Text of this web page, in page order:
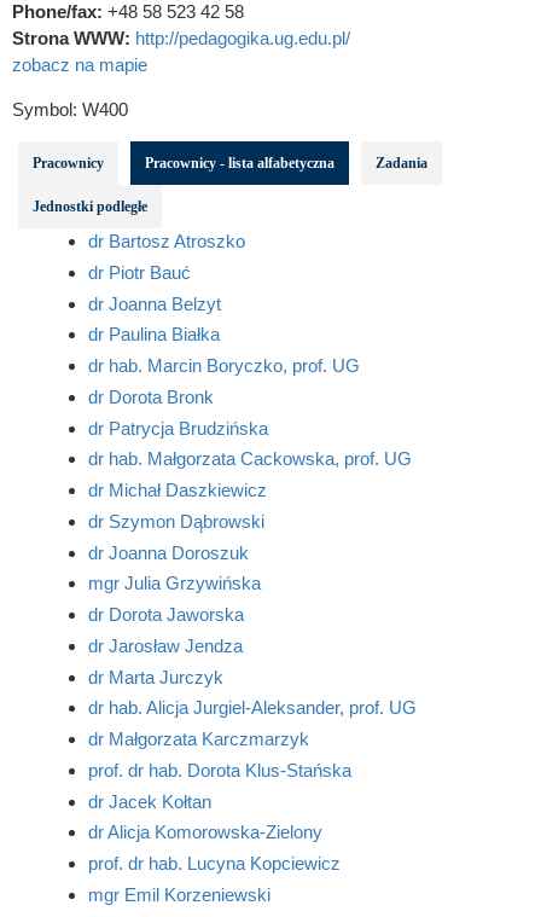
Phone/fax: +48 58 523 42 58
Strona WWW: http://pedagogika.ug.edu.pl/
zobacz na mapie
Symbol: W400
Pracownicy Pracownicy - lista alfabetyczna Zadania
Jednostki podległe
dr Bartosz Atroszko
dr Piotr Bauć
dr Joanna Belzyt
dr Paulina Białka
dr hab. Marcin Boryczko, prof. UG
dr Dorota Bronk
dr Patrycja Brudzińska
dr hab. Małgorzata Cackowska, prof. UG
dr Michał Daszkiewicz
dr Szymon Dąbrowski
dr Joanna Doroszuk
mgr Julia Grzywińska
dr Dorota Jaworska
dr Jarosław Jendza
dr Marta Jurczyk
dr hab. Alicja Jurgiel-Aleksander, prof. UG
dr Małgorzata Karczmarzyk
prof. dr hab. Dorota Klus-Stańska
dr Jacek Kołtan
dr Alicja Komorowska-Zielony
prof. dr hab. Lucyna Kopciewicz
mgr Emil Korzeniewski